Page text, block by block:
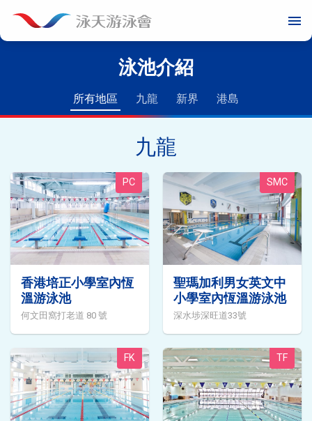
menu
泳池介紹
所有地區 九龍 新界 港島
九龍
PC
香港培正小學室內恆
溫游泳池
何文田窩打老道 80 號
SMC
聖瑪加利男女英文中
小學室內恆溫游泳池
深水埗深旺道33號
FK TF